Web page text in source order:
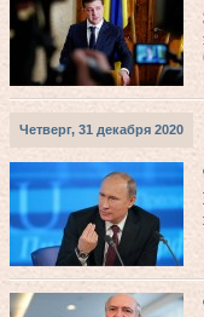
Четверг, 31 декабря 2020